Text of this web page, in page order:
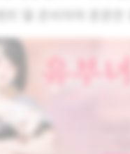
트’를 준비하며 훈훈한